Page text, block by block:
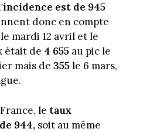
est de 945
donc en compte
mardi 12 avril et le
était de 4 655au pic le
mais de 355le 6 mars,
le taux
944, soit au même